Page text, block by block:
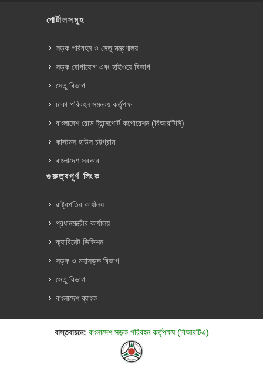
পোর্টালসমূহ
সড়ক পরিবহন ও সেতু মন্ত্রণালয়
সড়ক যোগাযোগ এবং হাইওয়ে বিভাগ
সেতু বিভাগ
ঢাকা পরিবহন সমন্বয় কর্তৃপক্ষ
বাংলাদেশ রোড ট্রান্সপোর্ট কর্পোরেশন (বিআরটিসি)
কাস্টমস হাউস চট্টগ্রাম
বাংলাদেশ সরকার
গুরুত্বপূর্ণ লিংক
রাষ্ট্রপতির কার্যালয়
প্রধানমন্ত্রীর কার্যালয়
ক্যাবিনেট ডিভিশন
সড়ক ও মহাসড়ক বিভাগ
সেতু বিভাগ
বাংলাদেশ ব্যাংক
বাস্তবায়নে: বাংলাদেশ সড়ক পরিবহন কর্তৃপক্ষ (বিআরটিএ)